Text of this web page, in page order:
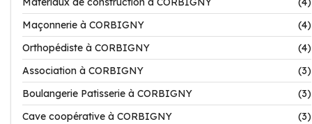
Maçonnerie à CORBIGNY
(4)
Orthopédiste à CORBIGNY
(4)
Association à CORBIGNY
(3)
Boulangerie Patisserie à CORBIGNY
(3)
Cave coopérative à CORBIGNY
(3)